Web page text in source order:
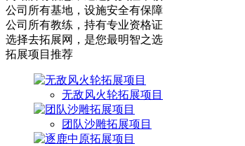
公司所有基地，设施安全有保障
公司所有教练，持有专业资格证
选择去拓展网，是您最明智之选
拓展项目推荐
无敌风火轮拓展项目
团队沙雕拓展项目